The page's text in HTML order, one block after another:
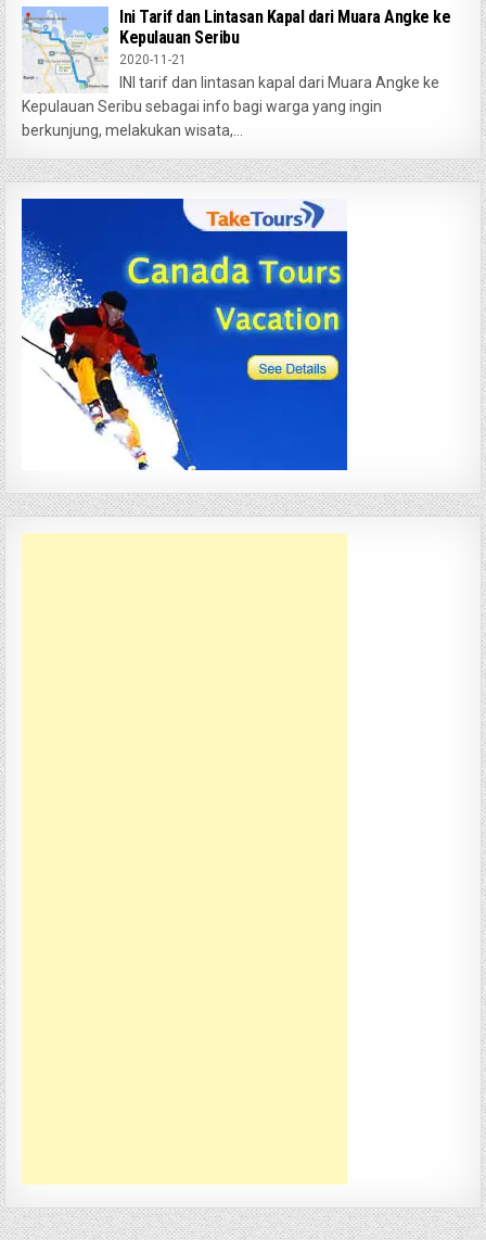
Ini Tarif dan Lintasan Kapal dari Muara Angke ke
Kepulauan Seribu
2020-11-21
INI tarif dan lintasan kapal dari Muara Angke ke
Kepulauan Seribu sebagai info bagi warga yang ingin
berkunjung, melakukan wisata,...